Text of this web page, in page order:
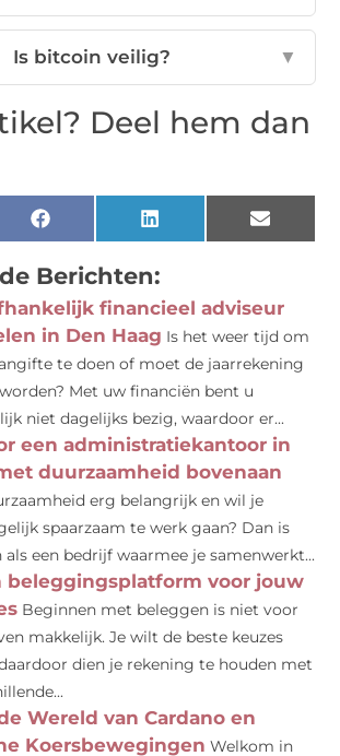
Is bitcoin veilig? ▼
Deel hem dan
Facebook LinkedIn Email
Berichten:
financieel adviseur
in Den Haag Is het weer tijd om
te doen of moet de jaarrekening
Met uw financiën bent u
niet dagelijks bezig, waardoor er...
een administratiekantoor in
duurzaamheid bovenaan
erg belangrijk en wil je
spaarzaam te werk gaan? Dan is
een bedrijf waarmee je samenwerkt...
beleggingsplatform voor jouw
Beginnen met beleggen is niet voor
makkelijk. Je wilt de beste keuzes
dien je rekening te houden met
Wereld van Cardano en
Koersbewegingen Welkom in